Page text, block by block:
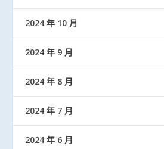
2024 年 10 月
2024 年 9 月
2024 年 8 月
2024 年 7 月
2024 年 6 月